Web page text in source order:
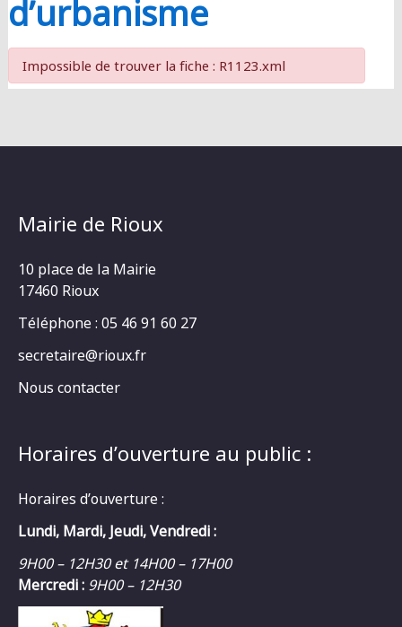
d’urbanisme
Impossible de trouver la fiche : R1123.xml
Mairie de Rioux
10 place de la Mairie
17460 Rioux
Téléphone : 05 46 91 60 27
secretaire@rioux.fr
Nous contacter
Horaires d’ouverture au public :
Horaires d’ouverture :
Lundi, Mardi, Jeudi, Vendredi :
9H00 – 12H30 et 14H00 – 17H00
Mercredi : 9H00 – 12H30